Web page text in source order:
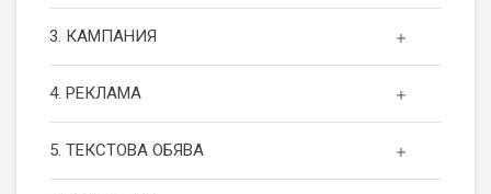
3. КАМПАНИЯ
4. РЕКЛАМА
5. ТЕКСТОВА ОБЯВА